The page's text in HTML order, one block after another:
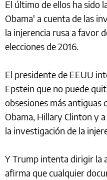
El último de ellos ha sido
Obama' a cuenta de las
la injerencia rusa a favor
elecciones de 2016.
El presidente de EEUU
Epstein que no puede
obsesiones más antiguas
Obama, Hillary Clinton y
la investigación de la
Y Trump intenta dirigir la
afirma que cualquier